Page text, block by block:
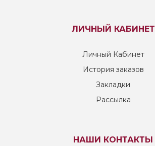
ЛИЧНЫЙ КАБИНЕТ
Личный Кабинет
История заказов
Закладки
Рассылка
НАШИ КОНТАКТЫ